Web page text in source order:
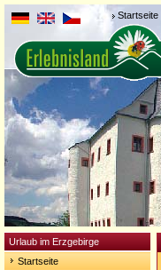
Startseite
Urlaub im Erzgebirge
Startseite